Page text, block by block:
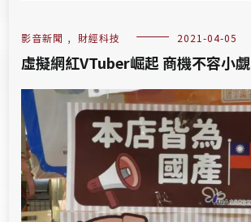
影音新聞 , 財經科技 2021-04-05
虛擬網紅VTuber崛起 商機不容小覷